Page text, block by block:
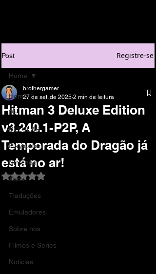
Post Registre-se
Home
Pc
CELULAR
Playstation
Nintendo
Xbox
Traduções
Emuladores
Sobre nos
Filmes e Series
Noticias
Home
Hitman 3 Deluxe Edition
v3.240.1-P2P, A
Temporada do Dragão já
está no ar!
brothergamer
27 de set. de 2025 2 min de leitura
Avaliado com NaN de 5 estrelas.